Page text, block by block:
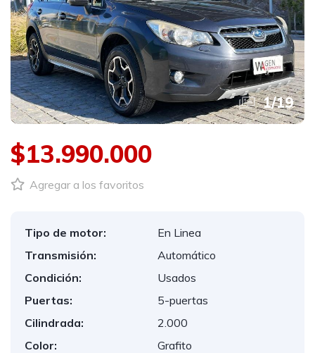
1/19
$13.990.000
Agregar a los favoritos
Tipo de motor:
En Linea
Transmisión:
Automático
Condición:
Usados
Puertas:
5-puertas
Cilindrada:
2.000
Color:
Grafito